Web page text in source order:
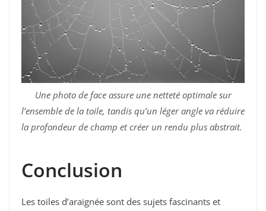
Une photo de face assure une netteté optimale sur
l’ensemble de la toile, tandis qu’un léger angle va réduire
la profondeur de champ et créer un rendu plus abstrait.
Conclusion
Les toiles d’araignée sont des sujets fascinants et